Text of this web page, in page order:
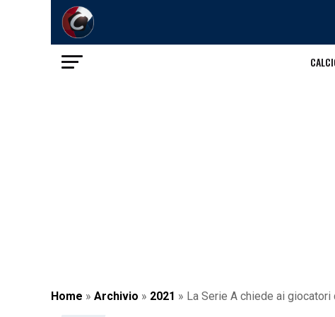
Home » Archivio » 2021 » La Serie A chiede ai